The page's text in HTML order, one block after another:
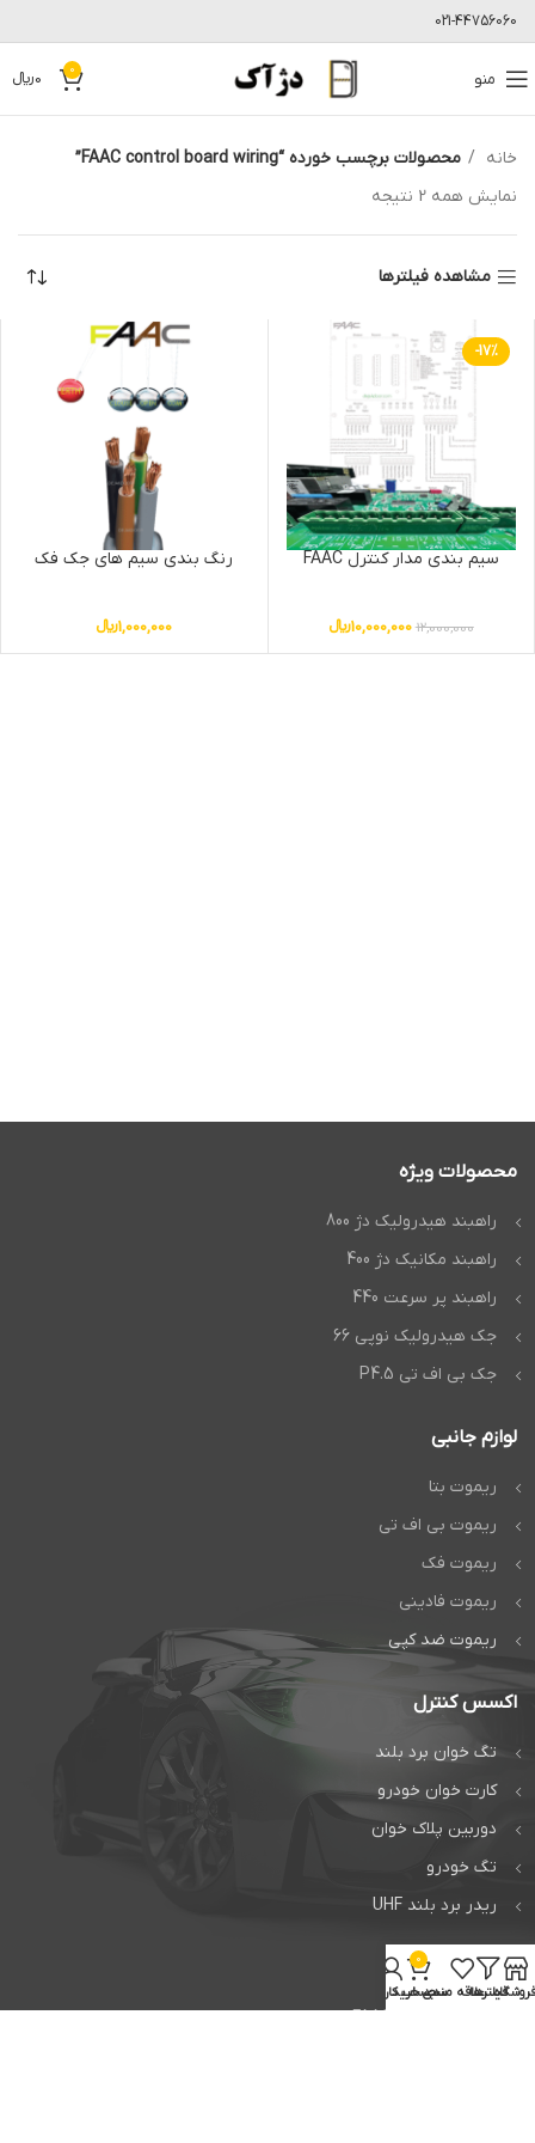
021-44756060
منو 0
0﷼
خانه
محصولات برچسب خورده “FAAC control board wiring”
نمایش همه 2 نتیجه
مشاهده فیلترها
-17%
سیم بندی مدار کنترل FAAC
12,000,000
10,000,000﷼
رنگ بندی سیم های جک فک
1,000,000﷼
محصولات ویژه
راهبند هیدرولیک دژ 800
راهبند مکانیک دژ 400
راهبند پر سرعت 440
جک هیدرولیک نوپی 66
جک بی اف تی P4.5
لوازم جانبی
ریموت بتا
ریموت بی اف تی
ریموت فک
ریموت فادینی
ریموت ضد کپی
اکسس کنترل
تگ خوان برد بلند
کارت خوان خودرو
دوربین پلاک خوان
تگ خودرو
ریدر برد بلند UHF
خدمات
فروشگاهفیلترهاعلاقه مندی
0
سبد خرید
حساب کاربری من